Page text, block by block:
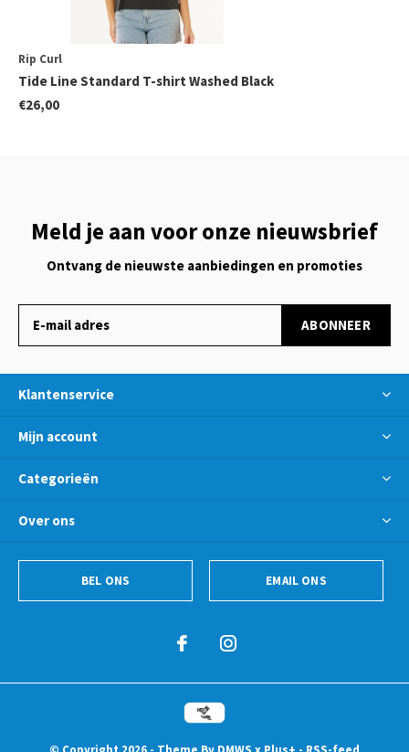
Rip Curl
Tide Line Standard T-shirt Washed Black
€26,00
Meld je aan voor onze nieuwsbrief
Ontvang de nieuwste aanbiedingen en promoties
ABONNEER
Klantenservice
Mijn account
Categorieën
Over ons
BEL ONS EMAIL ONS